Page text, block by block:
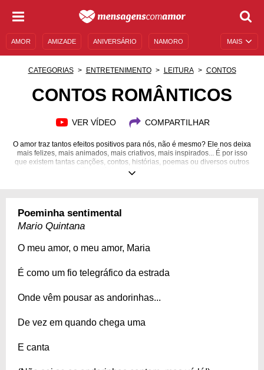
MAIS
AMOR AMIZADE ANIVERSÁRIO NAMORO
DESCULPAS
CATEGORIAS ENTRETENIMENTO LEITURA CONTOS
CONTOS ROMÂNTICOS
VER VÍDEO COMPARTILHAR
O amor traz tantos efeitos positivos para nós, não é mesmo? Ele nos deixa
mais felizes, mais animados, mais criativos, mais inspirados... É por isso
que existem tantas canções, contos, histórias, poemas ou diversos outros
tipos de manifestações artísticas dedicadas ao amor. Esse sentimento
aquela vontade gostosa de viver um romance digno de contos de fadas.
Leia e compartilhe com quem faz seu coração bater mais forte!
Poeminha sentimental
Mario Quintana
O meu amor, o meu amor, Maria
É como um fio telegráfico da estrada
Onde vêm pousar as andorinhas...
De vez em quando chega uma
E canta